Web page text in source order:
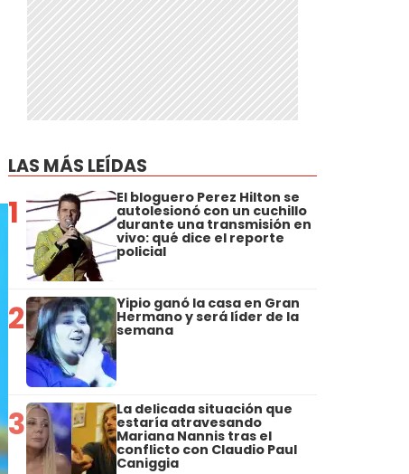
LAS MÁS LEÍDAS
1 El bloguero Perez Hilton se
autolesionó con un cuchillo
durante una transmisión en
vivo: qué dice el reporte
policial
2 Yipio ganó la casa en Gran
Hermano y será líder de la
semana
3 La delicada situación que
estaría atravesando
Mariana Nannis tras el
conflicto con Claudio Paul
Caniggia